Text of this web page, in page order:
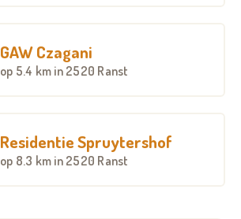
GAW Czagani
op 5.4 km in 2520 Ranst
Residentie Spruytershof
op 8.3 km in 2520 Ranst